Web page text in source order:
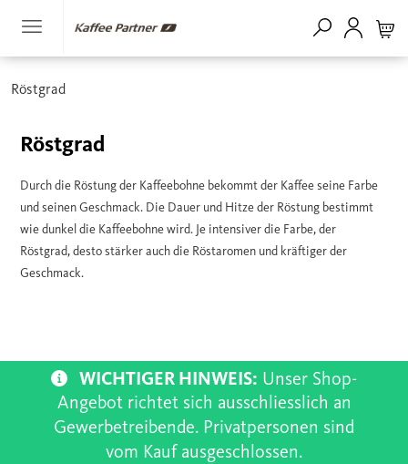
Röstgrad
Röstgrad
Durch die Röstung der Kaffeebohne bekommt der Kaffee seine Farbe
und seinen Geschmack. Die Dauer und Hitze der Röstung bestimmt
wie dunkel die Kaffeebohne wird. Je intensiver die Farbe, der
Röstgrad, desto stärker auch die Röstaromen und kräftiger der
Geschmack.
WICHTIGER HINWEIS: Unser Shop-
Angebot richtet sich ausschliesslich an
Gewerbetreibende. Privatpersonen sind
vom Kauf ausgeschlossen.